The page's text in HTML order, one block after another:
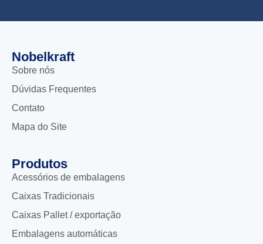
Nobelkraft
Sobre nós
Dúvidas Frequentes
Contato
Mapa do Site
Produtos
Acessórios de embalagens
Caixas Tradicionais
Caixas Pallet / exportação
Embalagens automáticas